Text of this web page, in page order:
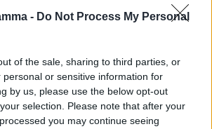
- Do Not Process My Personal
of the sale, sharing to third parties, or
personal or sensitive information for
by us, please use the below opt-out
selection. Please note that after your
you may continue seeing